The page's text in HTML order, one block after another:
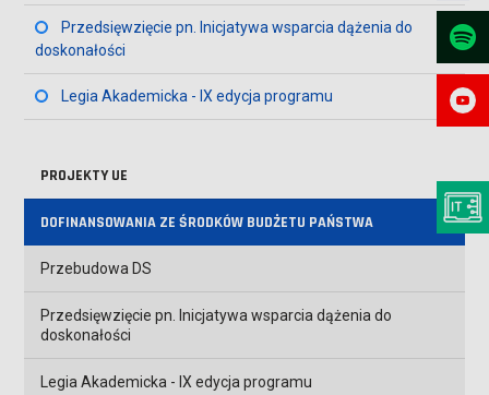
PROJEKTY UE
DOFINANSOWANIA ZE ŚRODKÓW BUDŻETU PAŃSTWA
Przebudowa DS
Przedsięwzięcie pn. Inicjatywa wsparcia dążenia do
doskonałości
Legia Akademicka - IX edycja programu
Przedsięwzięcie pn. Inicjatywa wsparcia dążenia do
doskonałości
Legia Akademicka - IX edycja programu